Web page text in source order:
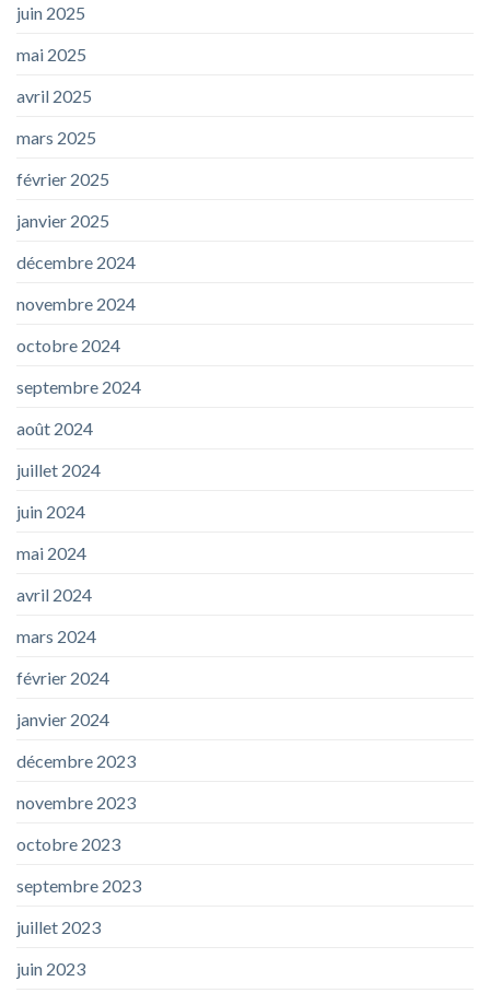
juin 2025
mai 2025
avril 2025
mars 2025
février 2025
janvier 2025
décembre 2024
novembre 2024
octobre 2024
septembre 2024
août 2024
juillet 2024
juin 2024
mai 2024
avril 2024
mars 2024
février 2024
janvier 2024
décembre 2023
novembre 2023
octobre 2023
septembre 2023
juillet 2023
juin 2023